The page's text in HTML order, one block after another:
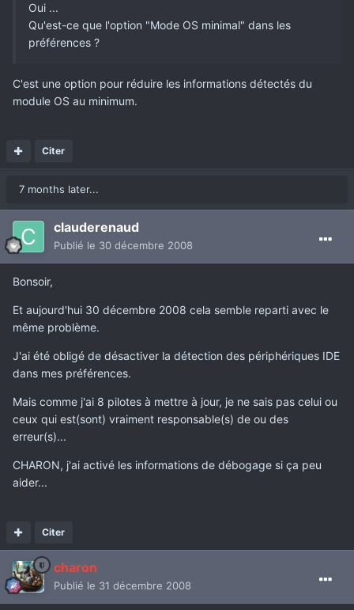
Oui ...
Qu'est-ce que l'option "Mode OS minimal" dans les
préférences ?
C'est une option pour réduire les informations détectés du
module OS au minimum.
Citer
7 months later...
clauderenaud
Publié le 30 décembre 2008
Bonsoir,
Et aujourd'hui 30 décembre 2008 cela semble reparti avec le
même problème.
J'ai été obligé de désactiver la détection des périphériques IDE
dans mes préférences.
Mais comme j'ai 8 pilotes à mettre à jour, je ne sais pas celui ou
ceux qui est(sont) vraiment responsable(s) de ou des
erreur(s)...
CHARON, j'ai activé les informations de débogage si ça peu
aider...
Citer
charon
Publié le 31 décembre 2008